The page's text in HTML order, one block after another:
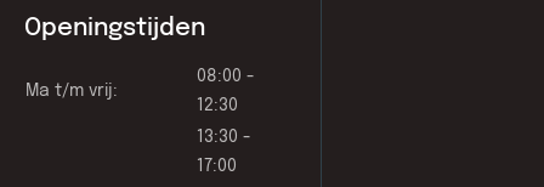
Openingstijden
Ma t/m vrij:
08:00 -
12:30
13:30 -
17:00